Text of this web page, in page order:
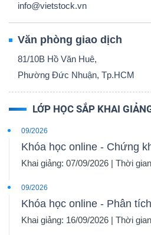
info@vietstock.vn
Văn phòng giao dịch
81/10B Hồ Văn Huê,
Phường Đức Nhuận, Tp.HCM
LỚP HỌC SẮP KHAI
09/2026
Khóa học online - Chứng
Khai giảng: 07/09/2026 | Thời
09/2026
Khóa học online - Phân
Khai giảng: 16/09/2026 | Thời
LƯỢNG
NGUYÊN
LIỆU